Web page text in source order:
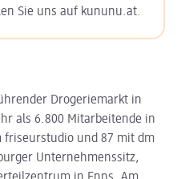
Sie uns auf kununu.at.
Drogeriemarkt in
als 6.800 Mitarbeitende in
friseurstudio und 87 mit dm
Unternehmenssitz,